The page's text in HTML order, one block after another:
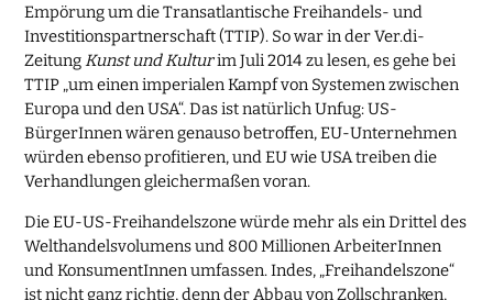
Empörung um die Transatlantische Freihandels- und
Investitionspartnerschaft (TTIP). So war in der Ver.di-
ZeitungKunst und Kulturim Juli 2014 zu lesen, es gehe bei
TTIP „um einen imperialen Kampf von Systemen zwischen
Europa und den USA“. Das ist natürlich Unfug: US-
BürgerInnen wären genauso betroffen, EU-Unternehmen
würden ebenso profitieren, und EU wie USA treiben die
Verhandlungen gleichermaßen voran.
Die EU-US-Freihandelszone würde mehr als ein Drittel des
Welthandelsvolumens und 800 Millionen ArbeiterInnen
und KonsumentInnen umfassen. Indes, „Freihandelszone“
ist nicht ganz richtig, denn der Abbau von Zollschranken,